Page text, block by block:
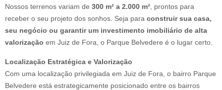
Nossos terrenos variam de 300 m² a 2.000 m², prontos para
receber o seu projeto dos sonhos. Seja para construir sua casa,
seu negócio ou garantir um investimento imobiliário de alta
valorização em Juiz de Fora, o Parque Belvedere é o lugar certo.
Localização Estratégica e Valorização
Com uma localização privilegiada em Juiz de Fora, o bairro Parque
Belvedere está estrategicamente posicionado entre os bairros